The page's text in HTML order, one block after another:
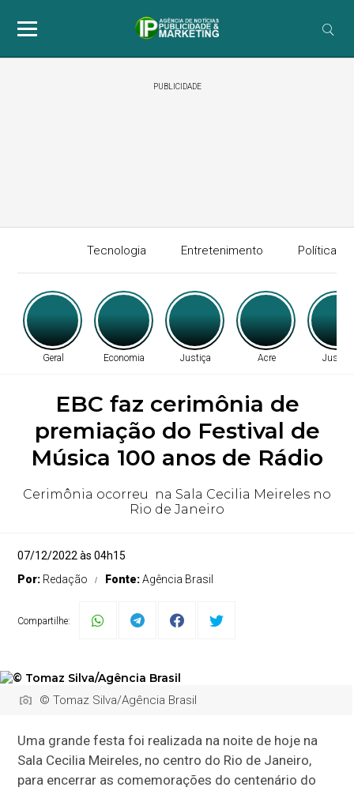
PUBLICIDADE
Tecnologia Entretenimento Política
Geral Economia Justiça Acre Justiça
EBC faz cerimônia de
premiação do Festival de
Música 100 anos de Rádio
Cerimônia ocorreu na Sala Cecilia Meireles no
Rio de Janeiro
07/12/2022 às 04h15
Por: Redação Fonte:Agência Brasil
Compartilhe:
© Tomaz Silva/Agência Brasil
Uma grande festa foi realizada na noite de hoje na
Sala Cecilia Meireles, no centro do Rio de Janeiro,
para encerrar as comemorações do centenário do